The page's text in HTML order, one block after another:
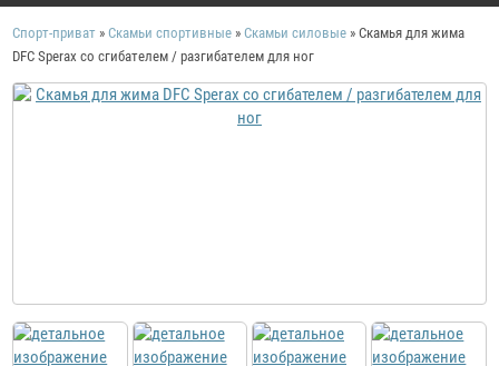
Спорт-приват »Скамьи спортивные »Скамьи силовые »Скамья для жима
DFC Sperax со сгибателем / разгибателем для ног